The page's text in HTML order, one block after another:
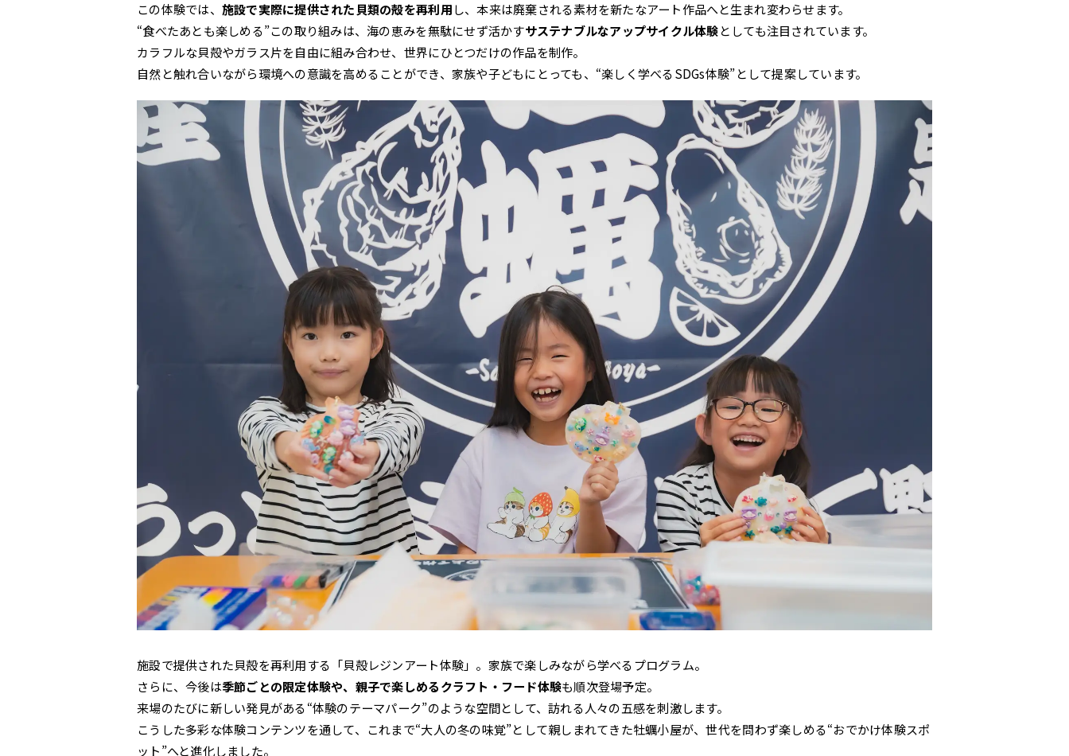
この体験では、 施設で実際に提供された貝類の殻を再利用し、本来は廃棄される素材を新たなアート作品へと生まれ変わらせます。
“食べたあとも楽しめる”この取り組みは、海の恵みを無駄にせず活かすサステナブルなアップサイクル体験としても注目されています。
カラフルな貝殻やガラス片を自由に組み合わせ、世界にひとつだけの作品を制作。
自然と触れ合いながら環境への意識を高めることができ、家族や子どもにとっても、“楽しく学べるSDGs体験”として提案しています。
施設で提供された貝殻を再利用する「貝殻レジンアート体験」。家族で楽しみながら学べるプログラム。
さらに、今後は季節ごとの限定体験や、親子で楽しめるクラフト・フード体験も順次登場予定。
来場のたびに新しい発見がある“体験のテーマパーク”のような空間として、訪れる人々の五感を刺激します。
こうした多彩な体験コンテンツを通して、これまで“大人の冬の味覚”として親しまれてきた牡蠣小屋が、世代を問わず楽しめる“おでかけ体験スポ
ット”へと進化しました。